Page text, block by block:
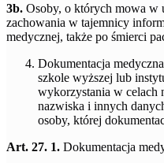
3b. Osoby, o których mowa w
zachowania w tajemnicy
medycznej, także po śmierci
Dokumentacja
szkole wyższej lub
wykorzystania w celach
nazwiska i innych
osoby, której
Art. 27. 1. Dokumentacja